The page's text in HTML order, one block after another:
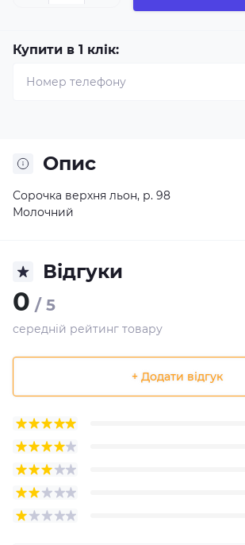
Купити в 1 клік:
Опис
Сорочка верхня льон, р. 98
Молочний
Відгуки
0 / 5
середній рейтинг товару
+ Додати відгук